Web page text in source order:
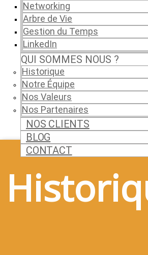
Networking
Arbre de Vie
Gestion du Temps
LinkedIn
QUI SOMMES NOUS ?
Historique
Notre Équipe
Nos Valeurs
Nos Partenaires
NOS CLIENTS
BLOG
CONTACT